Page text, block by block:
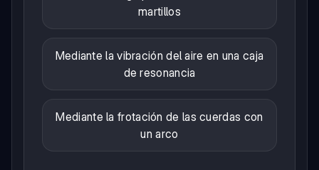
martillos
Mediante la vibración del aire en una caja
de resonancia
Mediante la frotación de las cuerdas con
un arco